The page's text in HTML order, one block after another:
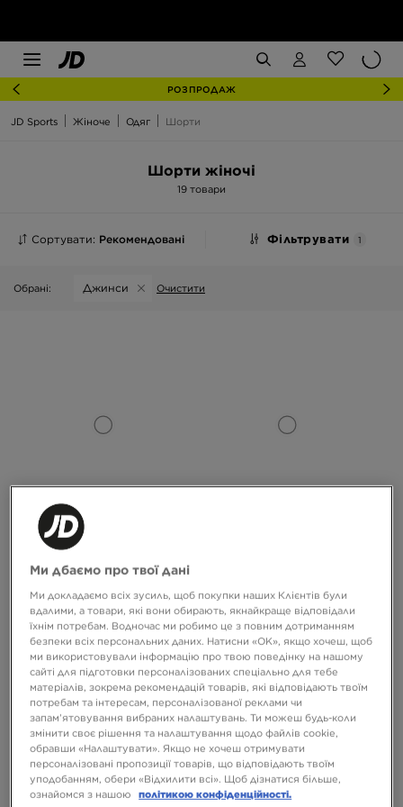
РОЗПРОДАЖ
JD Sports Жіноче Одяг Шорти
Шорти жіночі
19 товари
Сортувати: Рекомендовані Фільтрувати 1
Обрані: Джинси Очистити
-10% З КОДОМ NOVY10
ADIDAS ШОРТИ FIREBIRD SHORT
2999 ГРН 4199 ГРН
-10% З КОДОМ NOVY10 ONLY AT
Ми дбаємо про твої дані
Ми докладаємо всіх зусиль, щоб покупки наших Клієнтів були
вдалими, а товари, які вони обирають, якнайкраще відповідали
їхнім потребам. Водночас ми робимо це з повним дотриманням
безпеки всіх персональних даних. Натисни «OK», якщо хочеш, щоб
ми використовували інформацію про твою поведінку на нашому
сайті для підготовки персоналізованих спеціально для тебе
матеріалів, зокрема рекомендацій товарів, які відповідають твоїм
потребам та інтересам, персоналізованої реклами чи
запам’ятовування вибраних налаштувань. Ти можеш будь-коли
змінити своє рішення та налаштування щодо файлів cookie,
обравши «Налаштувати». Якщо не хочеш отримувати
персоналізовані пропозиції товарів, що відповідають твоїм
уподобанням, обери «Відхилити всі». Щоб дізнатися більше,
ознайомся з нашою
політикою конфіденційності.